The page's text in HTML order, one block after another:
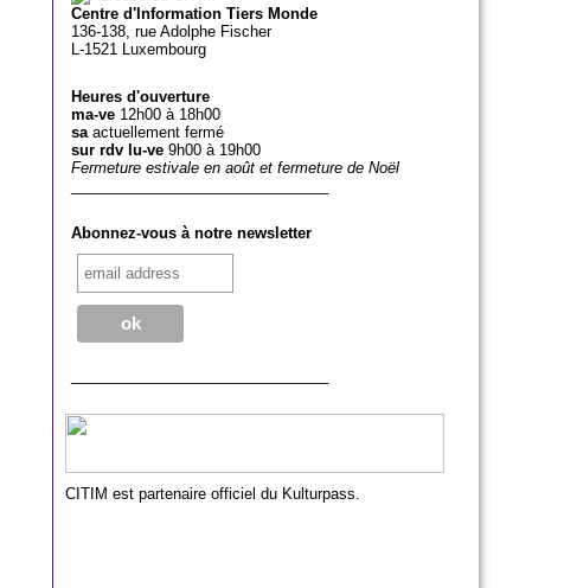
Centre d'Information Tiers Monde
136-138, rue Adolphe Fischer
L-1521 Luxembourg
Heures d'ouverture
ma-ve 12h00 à 18h00
saactuellement fermé
sur rdv lu-ve 9h00 à 19h00
Fermeture estivale en août et fermeture de Noël
Abonnez-vous à notre newsletter
CITIM est partenaire officiel du Kulturpass.